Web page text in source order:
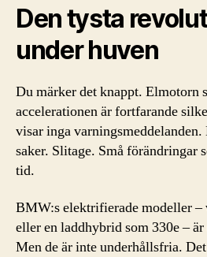
Den tysta
under huven
Du märker det knappt. Elmotorn
accelerationen är fortfarande
visar inga
saker. Slitage. Små förändringar
tid.
BMW:s elektrifierade modeller –
eller en laddhybrid som 330e –
Men de är inte underhållsfria.